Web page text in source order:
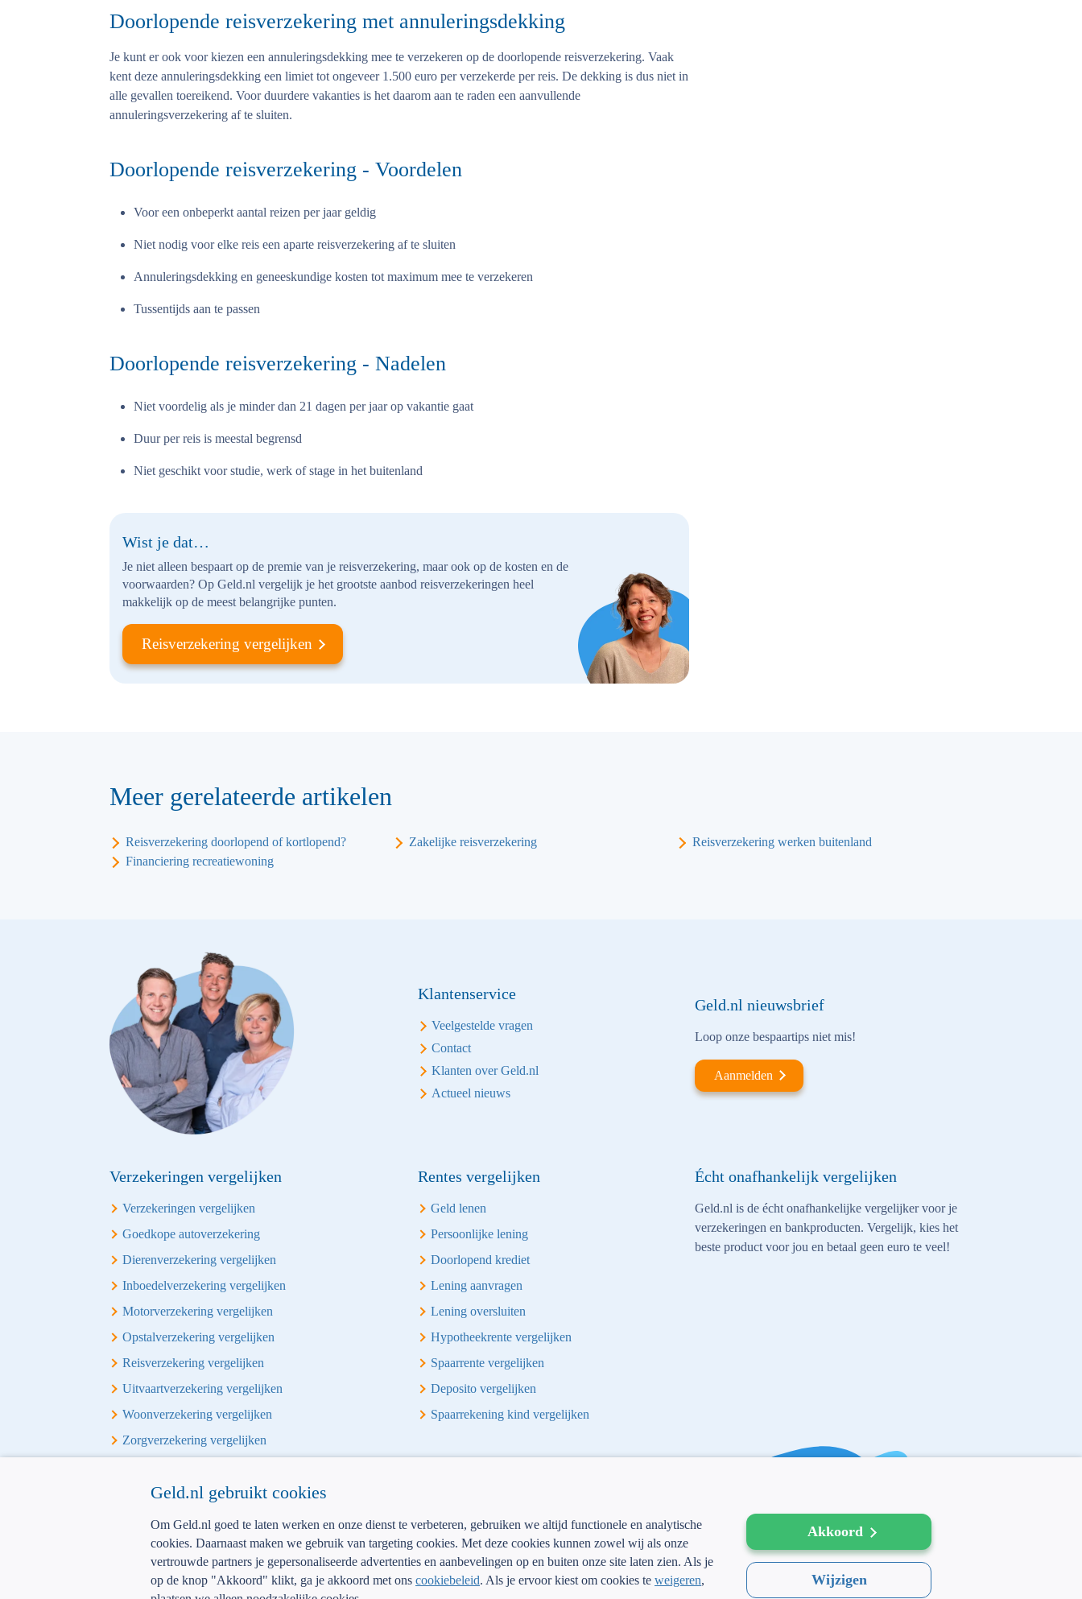
Doorlopende reisverzekering met annuleringsdekking
Je kunt er ook voor kiezen een annuleringsdekking mee te verzekeren op de doorlopende reisverzekering. Vaak
kent deze annuleringsdekking een limiet tot ongeveer 1.500 euro per verzekerde per reis. De dekking is dus niet in
alle gevallen toereikend. Voor duurdere vakanties is het daarom aan te raden een aanvullende
annuleringsverzekering af te sluiten.
Doorlopende reisverzekering - Voordelen
Voor een onbeperkt aantal reizen per jaar geldig
Niet nodig voor elke reis een aparte reisverzekering af te sluiten
Annuleringsdekking en geneeskundige kosten tot maximum mee te verzekeren
Tussentijds aan te passen
Doorlopende reisverzekering - Nadelen
Niet voordelig als je minder dan 21 dagen per jaar op vakantie gaat
Duur per reis is meestal begrensd
Niet geschikt voor studie, werk of stage in het buitenland
Wist je dat…
Je niet alleen bespaart op de premie van je reisverzekering, maar ook op de kosten en de
voorwaarden? Op Geld.nl vergelijk je het grootste aanbod reisverzekeringen heel
makkelijk op de meest belangrijke punten.
Reisverzekering vergelijken
Meer gerelateerde artikelen
Reisverzekering doorlopend of kortlopend? Zakelijke reisverzekering
Reisverzekering werken buitenland
Financiering recreatiewoning
Klantenservice
Veelgestelde vragen
Contact
Klanten over Geld.nl
Actueel nieuws
Geld.nl nieuwsbrief
Loop onze bespaartips niet mis!
Aanmelden
Verzekeringen vergelijken
Verzekeringen vergelijken
Goedkope autoverzekering
Dierenverzekering vergelijken
Inboedelverzekering vergelijken
Motorverzekering vergelijken
Opstalverzekering vergelijken
Reisverzekering vergelijken
Uitvaartverzekering vergelijken
Woonverzekering vergelijken
Zorgverzekering vergelijken
Energie vergelijken
Rentes vergelijken
Geld lenen
Persoonlijke lening
Doorlopend krediet
Lening aanvragen
Lening oversluiten
Hypotheekrente vergelijken
Spaarrente vergelijken
Deposito vergelijken
Spaarrekening kind vergelijken
Écht onafhankelijk vergelijken
Geld.nl is de écht onafhankelijke vergelijker voor je
verzekeringen en bankproducten. Vergelijk, kies het
beste product voor jou en betaal geen euro te veel!
AFM: 12039914 300.014480
Geld.nl gebruikt cookies
Om Geld.nl goed te laten werken en onze dienst te verbeteren, gebruiken we altijd functionele en analytische
cookies. Daarnaast maken we gebruik van targeting cookies. Met deze cookies kunnen zowel wij als onze
vertrouwde partners je gepersonaliseerde advertenties en aanbevelingen op en buiten onze site laten zien. Als je
op de knop "Akkoord" klikt, ga je akkoord met ons cookiebeleid. Als je ervoor kiest om cookies te weigeren,
Wijzigen
Akkoord